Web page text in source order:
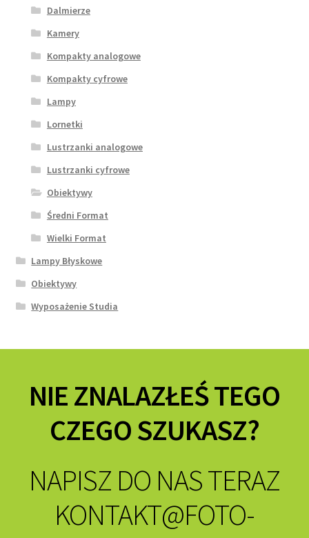
Dalmierze
Kamery
Kompakty analogowe
Kompakty cyfrowe
Lampy
Lornetki
Lustrzanki analogowe
Lustrzanki cyfrowe
Obiektywy
Średni Format
Wielki Format
Lampy Błyskowe
Obiektywy
Wyposażenie Studia
NIE ZNALAZŁEŚ TEGO
CZEGO SZUKASZ?
NAPISZ DO NAS TERAZ
KONTAKT@FOTO-